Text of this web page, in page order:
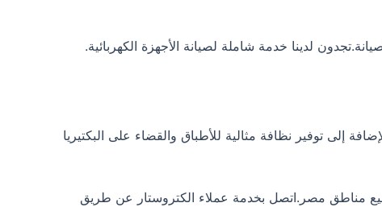
إلى توفير نظافة مثالية للأطباق والقضاء على البكتيريا
مناطق مصر.اتصل بخدمة عملاء الكتروستار عن طريق